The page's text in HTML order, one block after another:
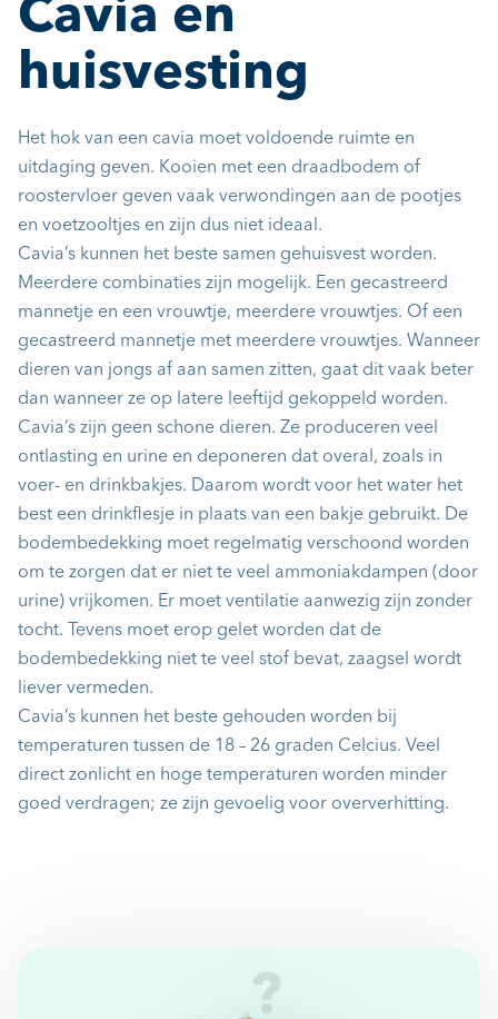
Cavia en
huisvesting
Het hok van een cavia moet voldoende ruimte en
uitdaging geven. Kooien met een draadbodem of
roostervloer geven vaak verwondingen aan de pootjes
en voetzooltjes en zijn dus niet ideaal.
Cavia’s kunnen het beste samen gehuisvest worden.
Meerdere combinaties zijn mogelijk. Een gecastreerd
mannetje en een vrouwtje, meerdere vrouwtjes. Of een
gecastreerd mannetje met meerdere vrouwtjes. Wanneer
dieren van jongs af aan samen zitten, gaat dit vaak beter
dan wanneer ze op latere leeftijd gekoppeld worden.
Cavia’s zijn geen schone dieren. Ze produceren veel
ontlasting en urine en deponeren dat overal, zoals in
voer- en drinkbakjes. Daarom wordt voor het water het
best een drinkflesje in plaats van een bakje gebruikt. De
bodembedekking moet regelmatig verschoond worden
om te zorgen dat er niet te veel ammoniakdampen (door
urine) vrijkomen. Er moet ventilatie aanwezig zijn zonder
tocht. Tevens moet erop gelet worden dat de
bodembedekking niet te veel stof bevat, zaagsel wordt
liever vermeden.
Cavia’s kunnen het beste gehouden worden bij
temperaturen tussen de 18 – 26 graden Celcius. Veel
direct zonlicht en hoge temperaturen worden minder
goed verdragen; ze zijn gevoelig voor oververhitting.